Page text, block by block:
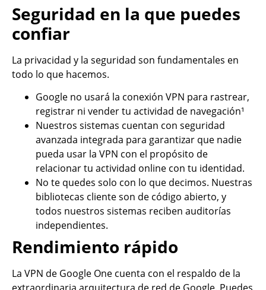
Seguridad en la que puedes
confiar
La privacidad y la seguridad son fundamentales en
todo lo que hacemos.
Google no usará la conexión VPN para rastrear,
registrar ni vender tu actividad de navegación¹
Nuestros sistemas cuentan con seguridad
avanzada integrada para garantizar que nadie
pueda usar la VPN con el propósito de
relacionar tu actividad online con tu identidad.
No te quedes solo con lo que decimos. Nuestras
bibliotecas cliente son de código abierto, y
todos nuestros sistemas reciben auditorías
independientes.
Rendimiento rápido
La VPN de Google One cuenta con el respaldo de la